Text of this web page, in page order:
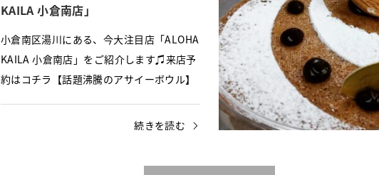
KAILA 小倉南店」
小倉南区湯川にある、今大注目店「ALOHA
KAILA 小倉南店」をご紹介します♫来店予
約はコチラ【話題沸騰のアサイーボウル】
続きを読む